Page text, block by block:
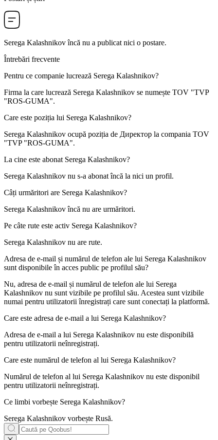
Serega Kalashnikovîncă nu a publicat nici o postare.
Întrebări frecvente
Pentru ce companie lucrează Serega Kalashnikov?
Firma la care lucrează Serega Kalashnikov se numește TOV "TVP
"ROS-GUMA".
Care este poziția lui Serega Kalashnikov?
Serega Kalashnikov ocupă poziția de Директор la compania TOV
"TVP "ROS-GUMA".
La cine este abonat Serega Kalashnikov?
Serega Kalashnikov nu s-a abonat încă la nici un profil.
Câți urmăritori are Serega Kalashnikov?
Serega Kalashnikov încă nu are urmăritori.
Pe câte rute este activ Serega Kalashnikov?
Serega Kalashnikov nu are rute.
Adresa de e-mail și numărul de telefon ale lui Serega Kalashnikov
sunt disponibile în acces public pe profilul său?
Nu, adresa de e-mail și numărul de telefon ale lui Serega
Kalashnikov nu sunt vizibile pe profilul său. Acestea sunt vizibile
numai pentru utilizatorii înregistrați care sunt conectați la platformă.
Care este adresa de e-mail a lui Serega Kalashnikov?
Adresa de e-mail a lui Serega Kalashnikov nu este disponibilă
pentru utilizatorii neînregistrați.
Care este numărul de telefon al lui Serega Kalashnikov?
Numărul de telefon al lui Serega Kalashnikov nu este disponibil
pentru utilizatorii neînregistrați.
Ce limbi vorbește Serega Kalashnikov?
Serega Kalashnikov vorbește Rusă.